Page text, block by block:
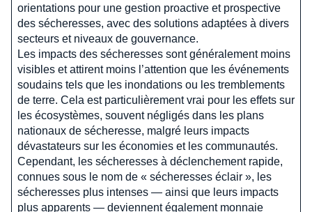
orientations pour une gestion proactive et prospective
des sécheresses, avec des solutions adaptées à divers
secteurs et niveaux de gouvernance.
Les impacts des sécheresses sont généralement moins
visibles et attirent moins l’attention que les événements
soudains tels que les inondations ou les tremblements
de terre. Cela est particulièrement vrai pour les effets sur
les écosystèmes, souvent négligés dans les plans
nationaux de sécheresse, malgré leurs impacts
dévastateurs sur les économies et les communautés.
Cependant, les sécheresses à déclenchement rapide,
connues sous le nom de « sécheresses éclair », les
sécheresses plus intenses — ainsi que leurs impacts
plus apparents — deviennent également monnaie